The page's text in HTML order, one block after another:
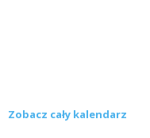
Zobacz cały kalendarz